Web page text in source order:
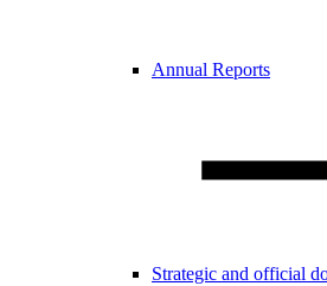
Annual Reports
Strategic and official